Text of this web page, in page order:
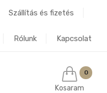
Szállítás és fizetés
Rólunk Kapcsolat
0
Kosaram